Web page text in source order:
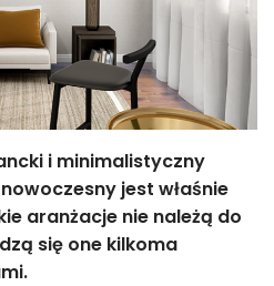
i minimalistyczny
jest właśnie
aranżacje nie należą do
się one kilkoma